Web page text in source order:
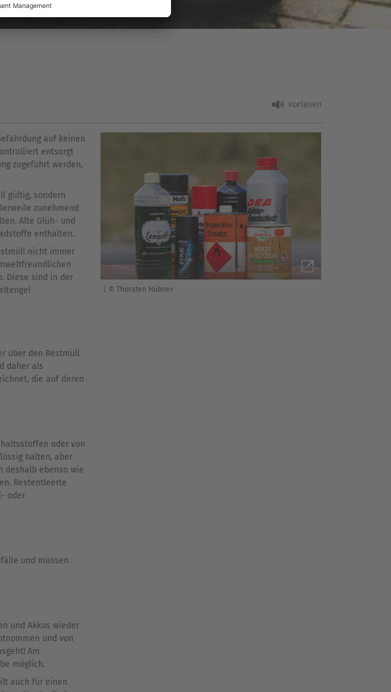
auf keinen
entsorgt
zugeführt werden,
gültig, sondern
zunehmend
Alte Glüh- und
enthalten.
nicht immer
Diese sind in der
über den Restmüll
daher als
die auf deren
oder von
halten, aber
deshalb ebenso wie
Restentleerte
oder
und müssen
und Akkus wieder
und von
Am
möglich.
auch für einen
© Thorsten Hübner